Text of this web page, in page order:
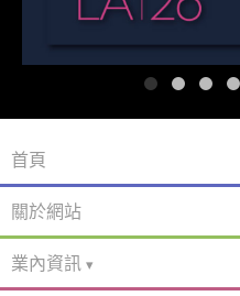
首頁
關於網站
業內資訊